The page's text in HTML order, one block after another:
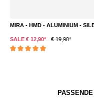
MIRA - HMD - ALUMINIUM -
SALE € 12,90* € 19,90*